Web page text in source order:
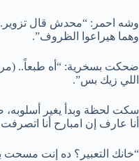
وشه احمر: “محدش قال تزوير..
وهما هيراعوا الظروف”.
ضحكت بسخرية: “أه طبعاً..
اللي زيك بس”.
سكت لحظة وبدأ يغير
أنا عارف إن امبارح أنا
“خانك التعبير؟ ده إنت مسحت